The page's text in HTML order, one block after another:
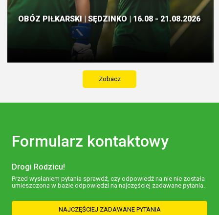
OBÓZ PIŁKARSKI | SĘDZINKO | 16.08 - 21.08.2026
Zobacz
Formularz kontaktowy
Drogi Rodzicu!
Przed wysłaniem pytania sprawdź, czy odpowiedź na nie nie została
umieszczona w bazie odpowiedzi na najczęściej zadawane pytania.
NAJCZĘŚCIEJ ZADAWANE PYTANIA